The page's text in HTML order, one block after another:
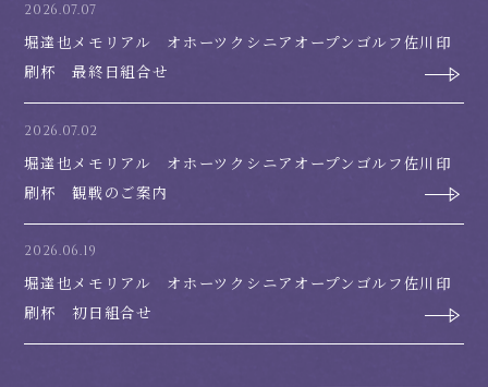
2026.07.07
堀達也メモリアル オホーツクシニアオープンゴルフ佐川印
刷杯 最終日組合せ
2026.07.02
堀達也メモリアル オホーツクシニアオープンゴルフ佐川印
刷杯 観戦のご案内
2026.06.19
堀達也メモリアル オホーツクシニアオープンゴルフ佐川印
刷杯 初日組合せ